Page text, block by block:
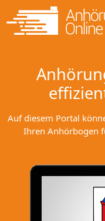
Auf diesem Portal
Ihren Anhörbogen